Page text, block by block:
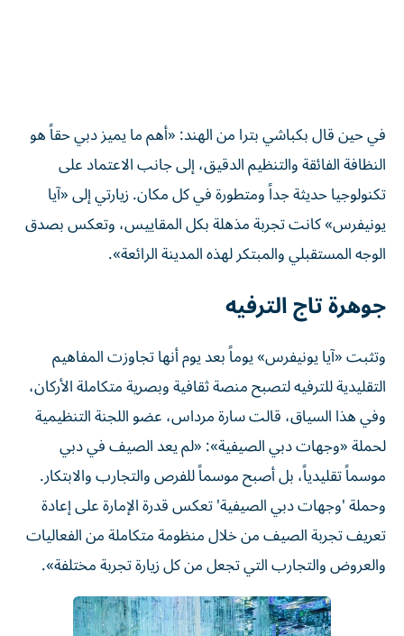
في حين قال بكباشي بترا من الهند: «أهم ما يميز دبي حقاً هو
النظافة الفائقة والتنظيم الدقيق، إلى جانب الاعتماد على
تكنولوجيا حديثة جداً ومتطورة في كل مكان. زيارتي إلى «آيا
يونيفرس» كانت تجربة مذهلة بكل المقاييس، وتعكس بصدق
الوجه المستقبلي والمبتكر لهذه المدينة الرائعة».
جوهرة تاج الترفيه
وتثبت «آيا يونيفرس» يوماً بعد يوم أنها تجاوزت المفاهيم
التقليدية للترفيه لتصبح منصة ثقافية وبصرية متكاملة الأركان،
وفي هذا السياق، قالت سارة مرداس، عضو اللجنة التنظيمية
لحملة «وجهات دبي الصيفية»: «لم يعد الصيف في دبي
موسماً تقليدياً، بل أصبح موسماً للفرص والتجارب والابتكار.
وحملة 'وجهات دبي الصيفية' تعكس قدرة الإمارة على إعادة
تعريف تجربة الصيف من خلال منظومة متكاملة من الفعاليات
والعروض والتجارب التي تجعل من كل زيارة تجربة مختلفة».